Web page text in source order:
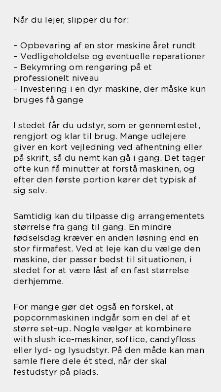
Når du lejer, slipper du for:
– Opbevaring af en stor maskine året rundt
– Vedligeholdelse og eventuelle reparationer
– Bekymring om rengøring på et
professionelt niveau
– Investering i en dyr maskine, der måske kun
bruges få gange
I stedet får du udstyr, som er gennemtestet,
rengjort og klar til brug. Mange udlejere
giver en kort vejledning ved afhentning eller
på skrift, så du nemt kan gå i gang. Det tager
ofte kun få minutter at forstå maskinen, og
efter den første portion kører det typisk af
sig selv.
Samtidig kan du tilpasse dig arrangementets
størrelse fra gang til gang. En mindre
fødselsdag kræver en anden løsning end en
stor firmafest. Ved at leje kan du vælge den
maskine, der passer bedst til situationen, i
stedet for at være låst af en fast størrelse
derhjemme.
For mange gør det også en forskel, at
popcornmaskinen indgår som en del af et
større set-up. Nogle vælger at kombinere
with slush ice-maskiner, softice, candyfloss
eller lyd- og lysudstyr. På den måde kan man
samle flere dele ét sted, når der skal
festudstyr på plads.